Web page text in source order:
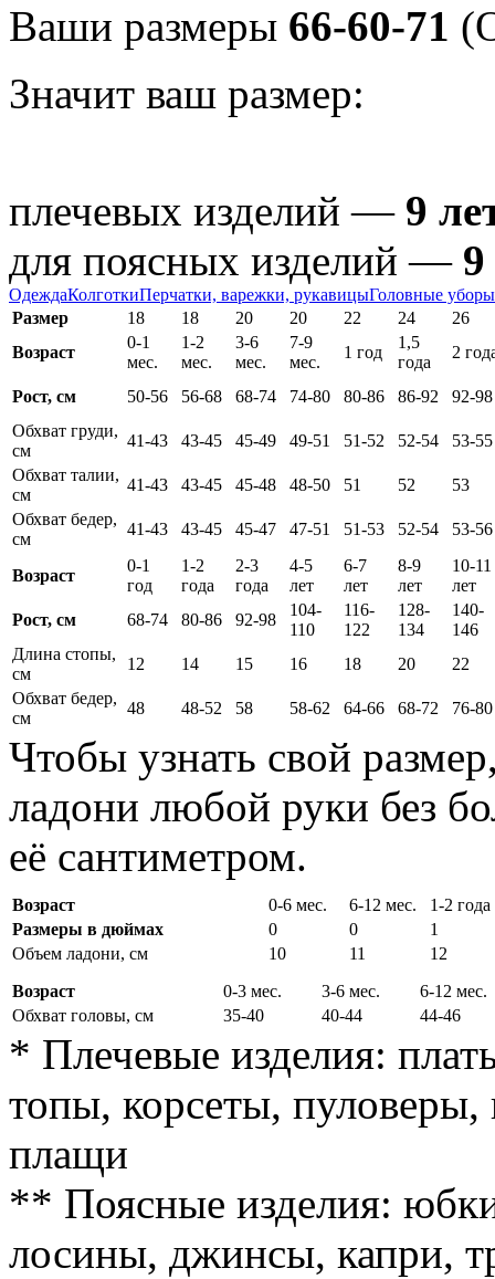
Ваши размеры 66-60-71
Значит ваш размер:
плечевых изделий — 9
для поясных изделий — 9
ОдеждаКолготкиПерчатки, варежки, рукавицыГоловные уборы
Размер
18 18 20 20 22 24
26
Возраст
0-1
мес.
1-2
мес.
3-6
мес.
7-9
мес.
1 год
1,5
года
2
Рост, см 50-56 56-68 68-74 74-80 80-86 86-92
92-98
Обхват груди,
см
41-43 43-45 45-49 49-51 51-52 52-54
53-55
Обхват талии,
см
41-43 43-45 45-48 48-50 51 52
53
Обхват бедер,
см
41-43 43-45 45-47 47-51 51-53 52-54 53-56
Возраст
0-1
год
1-2
года
2-3
года
4-5
лет
6-7
лет
8-9
лет
10-11
лет
Рост, см
68-74 80-86 92-98
104-
110
116-
122
128-
134
140-
146
Длина стопы,
см
12 14 15 16 18 20
22
Обхват бедер,
см
48 48-52 58 58-62 64-66 68-72 76-80
Чтобы узнать свой
ладони любой руки без
её сантиметром.
Возраст 0-6 мес. 6-12 мес.
1-2 года
Размеры в дюймах
0 0
1
Объем ладони, см
10 11
12
Возраст
0-3 мес. 3-6 мес.
6-12 мес.
Обхват головы, см
35-40 40-44 44-46
* Плечевые изделия:
топы, корсеты,
плащи
** Поясные изделия:
лосины, джинсы, капри,